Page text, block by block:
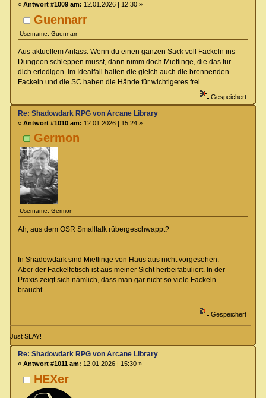
Guennarr
Username: Guennarr
« Antwort #1009 am: 12.01.2026 | 12:30 »
Aus aktuellem Anlass: Wenn du einen ganzen Sack voll Fackeln ins
Dungeon schleppen musst, dann nimm doch Mietlinge, die das für
dich erledigen. Im Idealfall halten die gleich auch die brennenden
Fackeln und die SC haben die Hände für wichtigeres frei...
Gespeichert
Germon
Username: Germon
Re: Shadowdark RPG von Arcane Library
« Antwort #1010 am: 12.01.2026 | 15:24 »
Ah, aus dem OSR Smalltalk rübergeschwappt?
In Shadowdark sind Mietlinge von Haus aus nicht vorgesehen.
Aber der Fackelfetisch ist aus meiner Sicht herbeifabuliert. In der
Praxis zeigt sich nämlich, dass man gar nicht so viele Fackeln
braucht.
Gespeichert
Just SLAY!
HEXer
Re: Shadowdark RPG von Arcane Library
« Antwort #1011 am: 12.01.2026 | 15:30 »